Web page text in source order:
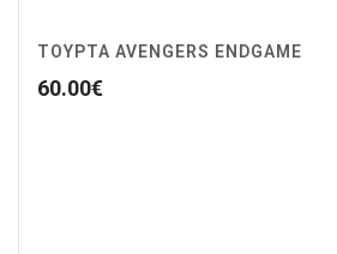
ΤΟΥΡΤΑ AVENGERS ENDGAME
60.00€